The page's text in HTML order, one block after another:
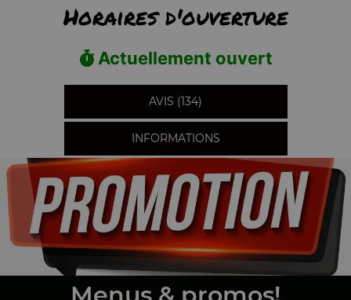
Horaires d'ouverture
Actuellement ouvert
AVIS (134)
INFORMATIONS